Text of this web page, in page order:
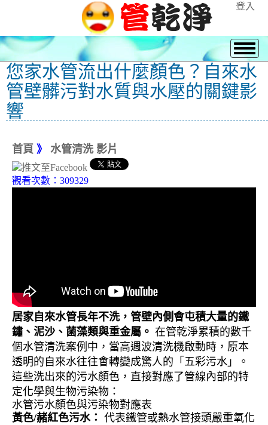
登入
您家水管流出什麼顏色？自來水
管壁髒污對水質與水壓的關鍵影
響
首頁 》 水管清洗 影片
觀看次數：309329
居家自來水管長年不洗，管壁內側會屯積大量的鐵
鏽、泥沙、菌藻類與重金屬。 在管乾淨累積的數千
個水管清洗案例中，當高週波清洗機啟動時，原本
透明的自來水往往會轉變成驚人的「五彩污水」。
這些洗出來的污水顏色，直接對應了管線內部的特
定化學與生物污染物：
水管污水顏色與污染物對應表
黃色/赭紅色污水： 代表鐵管或熱水管接頭嚴重氧化